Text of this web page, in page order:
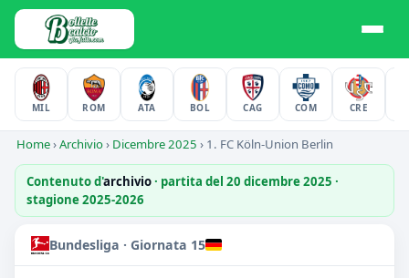
MIL ROM ATA BOL CAG COM CRE
Home›Archivio› Dicembre 2025 › 1. FC Köln-Union Berlin
Contenuto d'archivio· partita del 20 dicembre 2025 ·
stagione 2025-2026
Bundesliga · Giornata 15